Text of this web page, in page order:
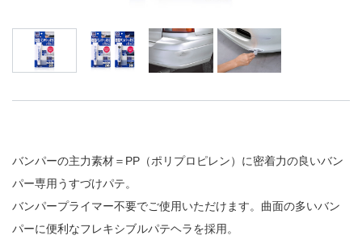
バンパーの主力素材＝PP（ポリプロピレン）に密着力の良いバン
パー専用うすづけパテ。
バンパープライマー不要でご使用いただけます。曲面の多いバン
パーに便利なフレキシブルパテヘラを採用。